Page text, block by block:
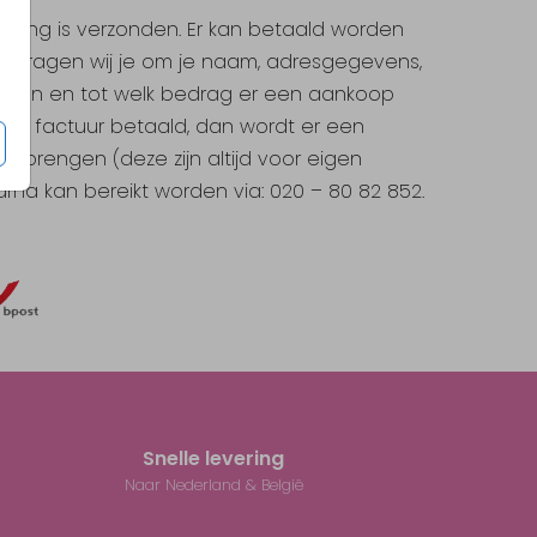
is verzonden. Er kan betaald worden
vragen wij je om je naam, adresgegevens,
en tot welk bedrag er een aankoop
factuur betaald, dan wordt er een
brengen (deze zijn altijd voor eigen
kan bereikt worden via: 020 – 80 82 852.
Snelle levering
Naar Nederland & België